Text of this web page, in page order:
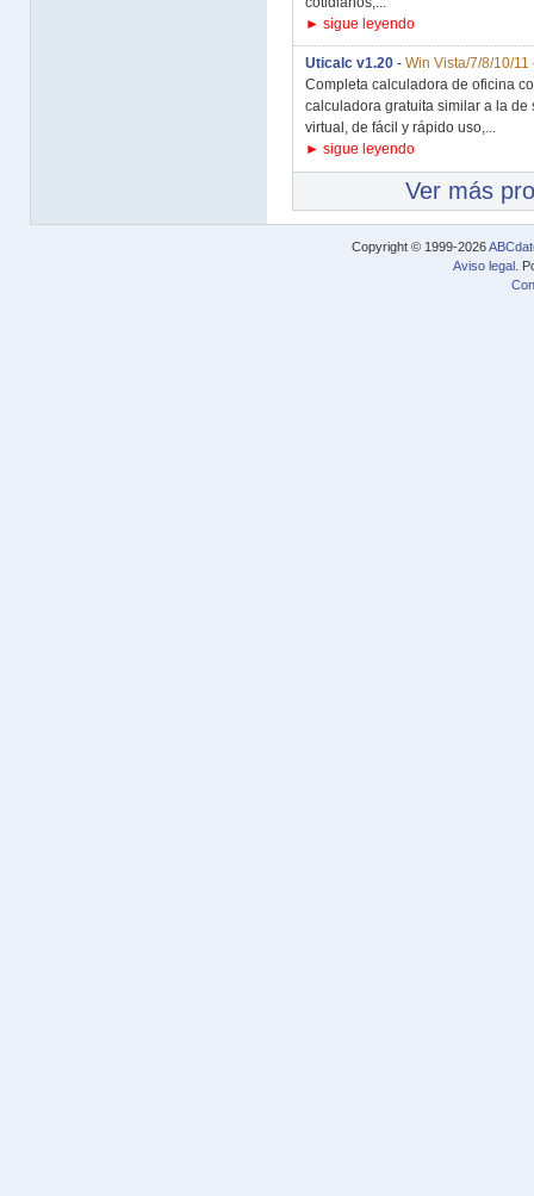
► sigue leyendo
Uticalc v1.20 - Win Vista/7/8/10/11
Completa calculadora de oficina
calculadora gratuita similar a la
virtual, de fácil y rápido uso,...
► sigue leyendo
Ver más
Copyright © 1999-2026
Aviso legal .